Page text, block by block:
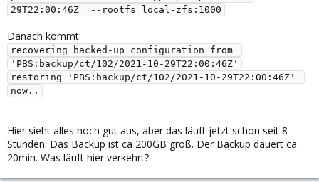
29T22:00:46Z  --rootfs local-zfs:1000
Danach kommt:
recovering backed-up configuration from
'PBS:backup/ct/102/2021-10-29T22:00:46Z'
restoring 'PBS:backup/ct/102/2021-10-29T22:00:46Z'
Hier sieht alles noch gut aus, aber das läuft jetzt schon seit 8
Stunden. Das Backup ist ca 200GB groß. Der Backup dauert ca.
20min. Was läuft hier verkehrt?